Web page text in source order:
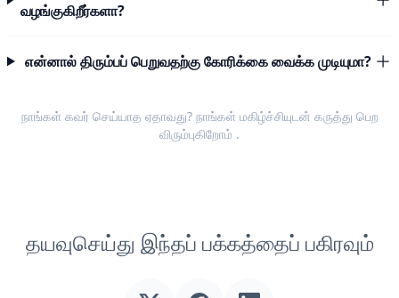
வழங்குகிறீர்களா?
என்னால் திரும்பப் பெறுவதற்கு கோரிக்கை வைக்க முடியுமா?
நாங்கள் கவர் செய்யாத ஏதாவது? நாங்கள் மகிழ்ச்சியுடன் கருத்து பெற
விரும்புகிறோம் .
தயவுசெய்து இந்தப் பக்கத்தைப் பகிரவும்